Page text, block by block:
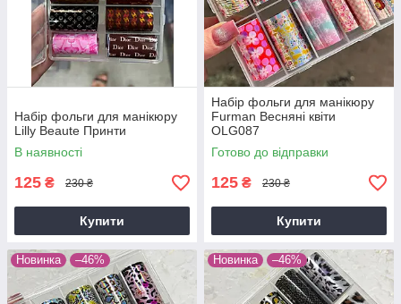
Набір фольги для манікюру
Lilly Beaute Принти
В наявності
125 ₴ 230 ₴
Купити
Набір фольги для манікюру
Furman Весняні квіти
OLG087
Готово до відправки
125 ₴ 230 ₴
Купити
Новинка –46% Новинка –46%